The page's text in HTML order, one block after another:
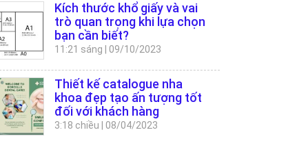
Kích thước khổ giấy và vai
trò quan trọng khi lựa chọn
bạn cần biết?
11:21 sáng 09/10/2023
Thiết kế catalogue nha
khoa đẹp tạo ấn tượng tốt
đối với khách hàng
3:18 chiều 08/04/2023